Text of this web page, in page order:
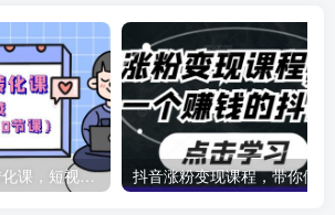
短视频私域引流转化课，短视频精准引流私域高效转化（20节课）